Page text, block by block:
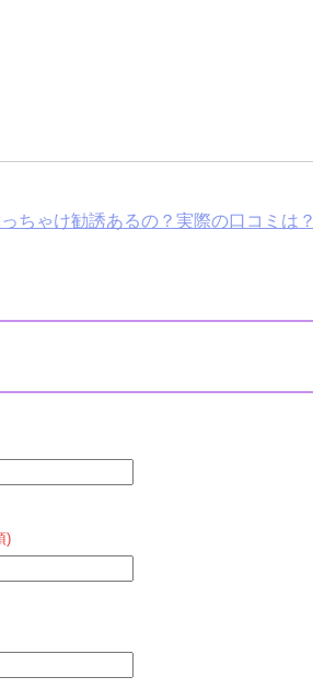
ちゃけ勧誘あるの？実際の口コミは？
)